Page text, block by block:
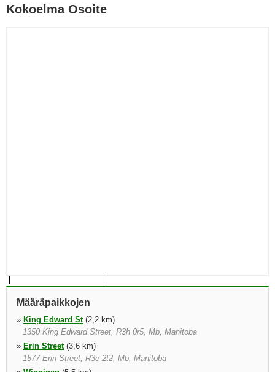
Kokoelma Osoite
Määräpaikkojen
» King Edward St(2,2 km)
1350 King Edward Street, R3h 0r5, Mb, Manitoba
» Erin Street(3,6 km)
1577 Erin Street, R3e 2t2, Mb, Manitoba